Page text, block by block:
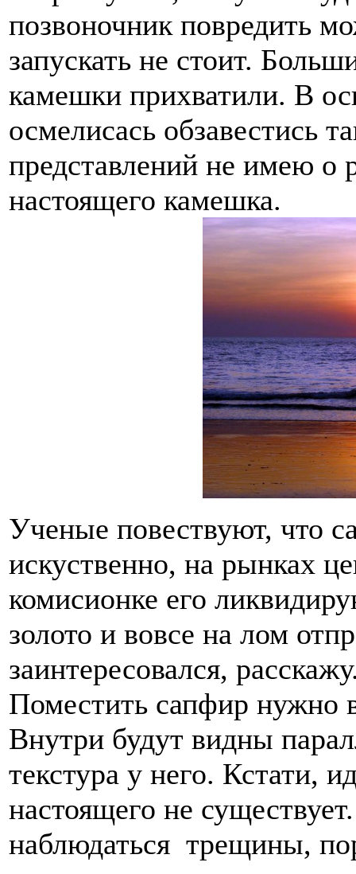
позвоночник повредить
запускать не стоит.
камешки прихватили. В
осмелисась обзавестись
представлений не имею о
настоящего камешка.
Ученые повествуют, что
искуственно, на рынках
комисионке его
золото и вовсе на лом
заинтересовался,
Поместить сапфир нужно
Внутри будут видны
текстура у него. Кстати,
настоящего не
наблюдаться трещины,